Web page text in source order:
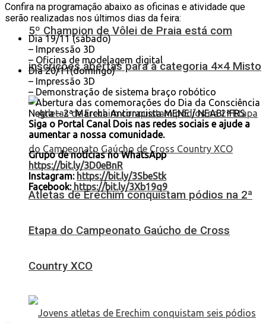
5º Champion de Vôlei de Praia está com
inscrições abertas para a categoria 4×4 Misto
Atletas de Erechim conquistam pódios na 2ª
Etapa do Campeonato Gaúcho de Cross
Country XCO
Confira na programação abaixo as oficinas e atividade que
serão realizadas nos últimos dias da feira:
Dia 19/11 (sábado)
– Impressão 3D
– Oficina de modelagem digital
Dia 20/11(domingo)
– Impressão 3D
– Demonstração de sistema braço robótico
– Abertura das comemorações do Dia da Consciência
Negra – 2ª Marcha Antirracista MENE / NEABI IFRS
Siga o Portal Canal Dois nas redes sociais e ajude a
aumentar a nossa comunidade.
Grupo de notícias no WhatsApp
https://bit.ly/3D0eBnR
Instagram: https://bit.ly/3SbeStk
Facebook: https://bit.ly/3Xb19q9